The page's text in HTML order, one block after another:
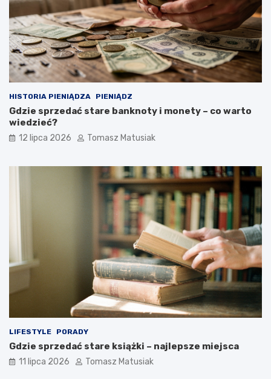
HISTORIA PIENIĄDZA PIENIĄDZ
Gdzie sprzedać stare banknoty i monety – co warto
wiedzieć?
12 lipca 2026 Tomasz Matusiak
LIFESTYLE PORADY
Gdzie sprzedać stare książki – najlepsze miejsca
11 lipca 2026 Tomasz Matusiak